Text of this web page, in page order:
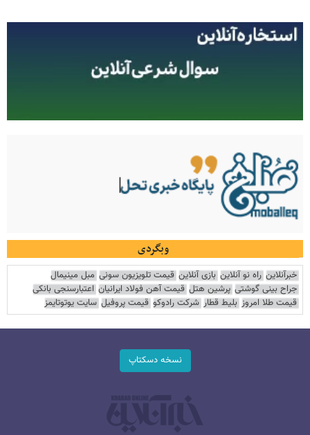
وبگردی
خبرآنلاین راه نو آنلاین بازی آنلاین قیمت تلویزیون سونی مبل مینیمال
جراح بینی گوشتی پرشین هتل قیمت آهن فولاد ایرانیان اعتبارسنجی بانکی
قیمت طلا امروز بلیط قطار شرکت رادوکو قیمت پروفیل سایت یوتوتایمز
نسخه دسکتاپ